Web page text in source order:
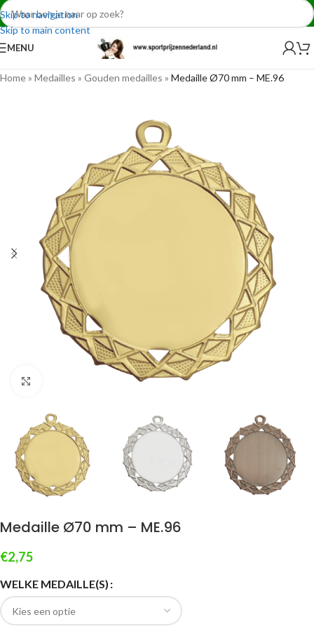
Skip to navigation
Skip to main content
MENU
Home» Medailles » Gouden medailles » Medaille Ø70 mm – ME.96
Medaille Ø70 mm – ME.96
€2,75
WELKE MEDAILLE(S)